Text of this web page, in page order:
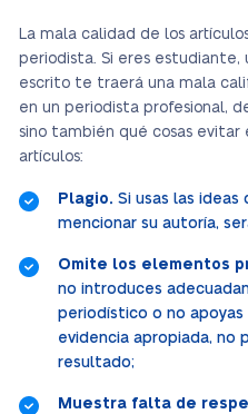
La mala calidad de los
periodista. Si eres
escrito te traerá una mala
en un periodista profesional,
sino también qué cosas
artículos:
Plagio. Si usas las ideas
mencionar su autoría,
Omite los elementos
no introduces
periodístico o no
evidencia apropiada, no
resultado;
Muestra falta de